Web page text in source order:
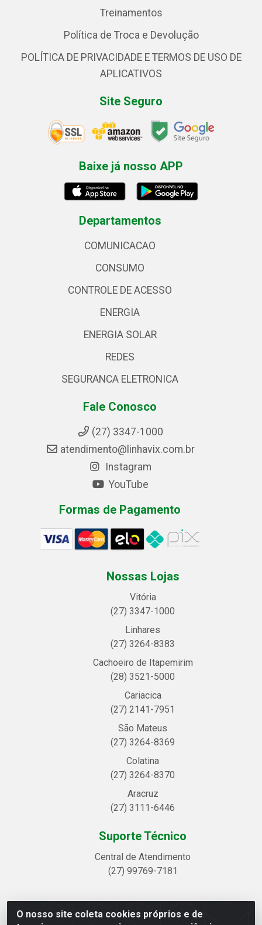
O nosso site coleta cookies próprios e de
Treinamentos
Política de Troca e Devolução
POLÍTICA DE PRIVACIDADE E TERMOS DE USO DE
APLICATIVOS
Site Seguro
Baixe já nosso APP
Departamentos
COMUNICACAO
CONSUMO
CONTROLE DE ACESSO
ENERGIA
ENERGIA SOLAR
REDES
SEGURANCA ELETRONICA
Fale Conosco
(27) 3347-1000
atendimento@linhavix.com.br
Instagram
YouTube
Formas de Pagamento
Nossas Lojas
Vitória
(27) 3347-1000
Linhares
(27) 3264-8383
Cachoeiro de Itapemirim
(28) 3521-5000
Cariacica
(27) 2141-7951
São Mateus
(27) 3264-8369
Colatina
(27) 3264-8370
Aracruz
(27) 3111-6446
Suporte Técnico
Central de Atendimento
(27) 99769-7181
Linhavix Distribuidora LTDA - Avenida Alegre, 2521 -